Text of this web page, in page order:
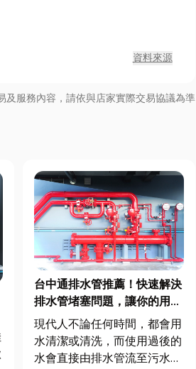
資料來源
及服務內容，請依與店家實際交易協議為準
台中通排水管推薦！快速解決
排水管堵塞問題，讓你的用水
不受困擾
現代人不論任何時間，都會用
水清潔或清洗，而使用過後的
水會直接由排水管流至污水系